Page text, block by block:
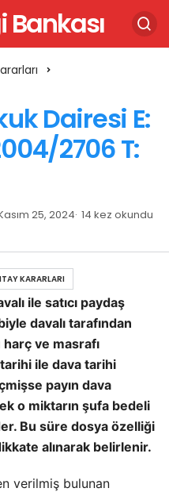
Dairesi E:
2706 T:
25, 2024 14 kez okundu
ile satıcı paydaş
davalı tarafından
ve masrafı
ile dava tarihi
payın dava
o miktarın şufa bedeli
Bu süre dosya özelliği
alınarak belirlenir.
verilmiş bulunan
KARARLARI